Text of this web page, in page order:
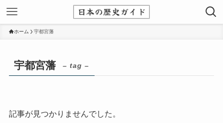
ホーム 宇都宮藩
宇都宮藩 – tag –
記事が見つかりませんでした。